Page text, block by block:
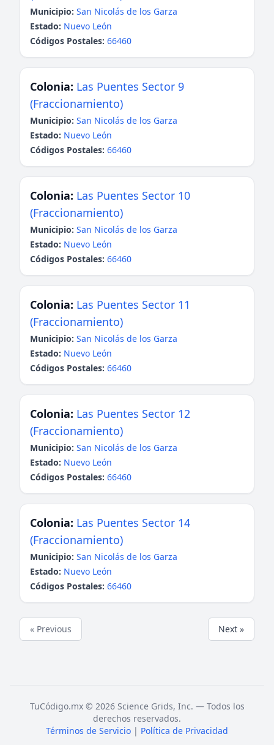
Municipio: San Nicolás de los Garza
Estado: Nuevo León
Códigos Postales: 66460
Colonia: Las Puentes Sector 9
(Fraccionamiento)
Municipio: San Nicolás de los Garza
Estado: Nuevo León
Códigos Postales: 66460
Colonia: Las Puentes Sector 10
(Fraccionamiento)
Municipio: San Nicolás de los Garza
Estado: Nuevo León
Códigos Postales: 66460
Colonia: Las Puentes Sector 11
(Fraccionamiento)
Municipio: San Nicolás de los Garza
Estado: Nuevo León
Códigos Postales: 66460
Colonia: Las Puentes Sector 12
(Fraccionamiento)
Municipio: San Nicolás de los Garza
Estado: Nuevo León
Códigos Postales: 66460
Colonia: Las Puentes Sector 14
(Fraccionamiento)
Municipio: San Nicolás de los Garza
Estado: Nuevo León
Códigos Postales: 66460
« Previous Next »
TuCódigo.mx © 2026 Science Grids, Inc. — Todos los
derechos reservados.
Términos de Servicio | Política de Privacidad